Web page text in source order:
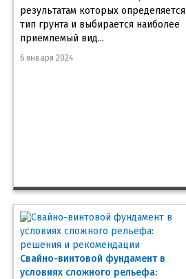
результатам которых определяется
тип грунта и выбирается наиболее
приемлемый вид...
6 января 2024
Свайно-винтовой фундамент в
условиях сложного рельефа: